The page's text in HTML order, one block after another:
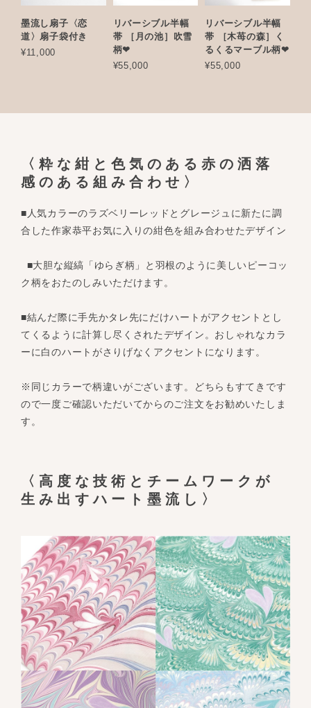
墨流し扇子〈恋
道〉扇子袋付き
¥11,000
リバーシブル半幅
帯 ［月の池］吹雪
柄❤︎
¥55,000
リバーシブル半幅
帯 ［木苺の森］く
るくるマーブル柄❤︎
¥55,000
〈粋な紺と色気のある赤の洒落
感のある組み合わせ〉
■人気カラーのラズベリーレッドとグレージュに新たに調
合した作家恭平お気に入りの紺色を組み合わせたデザイン
■大胆な縦縞「ゆらぎ柄」と羽根のように美しいピーコッ
ク柄をおたのしみいただけます。
■結んだ際に手先かタレ先にだけハートがアクセントとし
てくるように計算し尽くされたデザイン。おしゃれなカラ
ーに白のハートがさりげなくアクセントになります。
※同じカラーで柄違いがございます。どちらもすてきです
ので一度ご確認いただいてからのご注文をお勧めいたしま
す。
〈高度な技術とチームワークが
生み出すハート墨流し〉